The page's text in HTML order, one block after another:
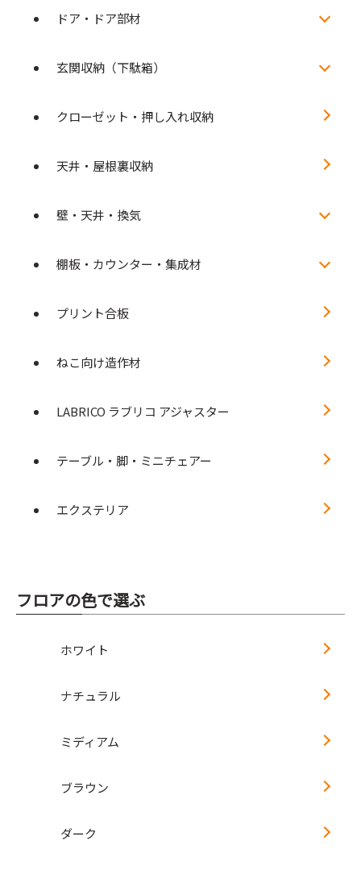
ドア・ドア部材
玄関収納（下駄箱）
クローゼット・押し入れ収納
天井・屋根裏収納
壁・天井・換気
棚板・カウンター・集成材
プリント合板
ねこ向け造作材
LABRICO ラブリコ アジャスター
テーブル・脚・ミニチェアー
エクステリア
フロアの色で選ぶ
ホワイト
ナチュラル
ミディアム
ブラウン
ダーク